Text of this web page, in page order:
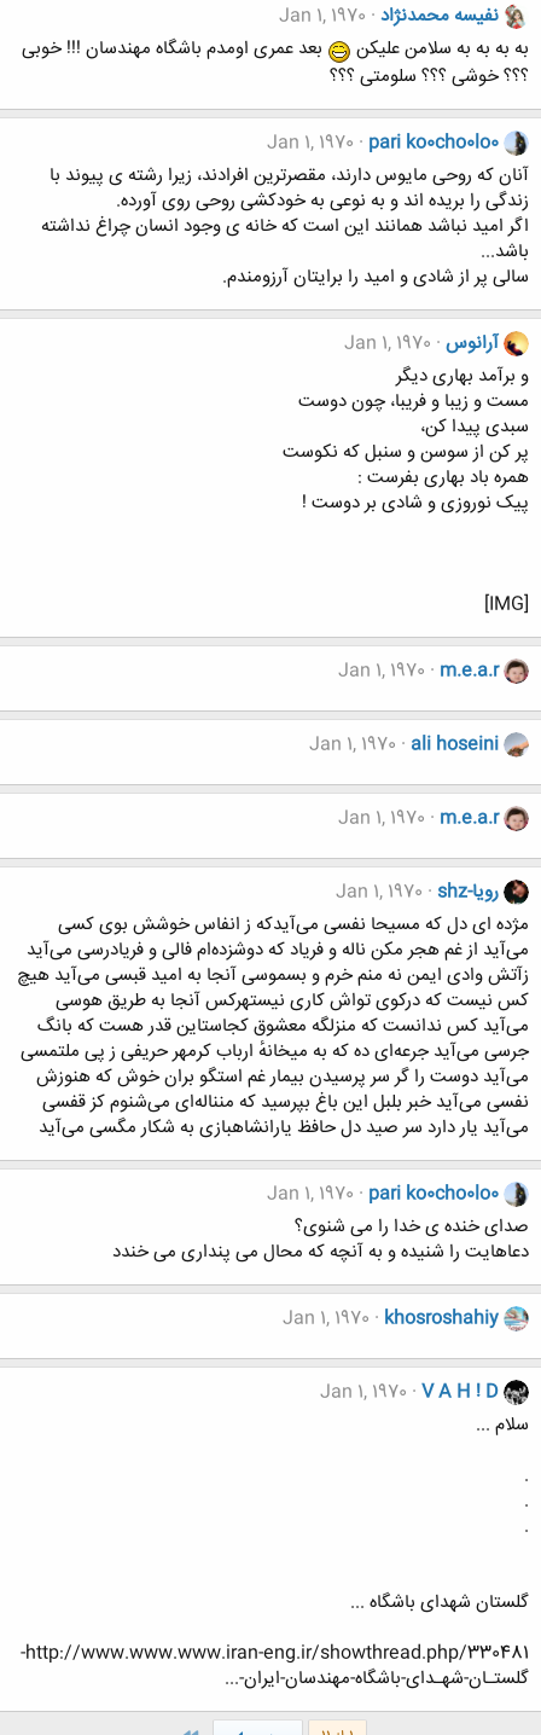
نفیسه محمدنژاد Jan 1, 1970
به به به به سلامن علیکن
بعد عمری اومدم باشگاه مهندسان !!! خوبی
؟؟؟ خوشی ؟؟؟ سلومتی ؟؟؟
pari ko0cho0lo0
Jan 1, 1970
آنان که روحی مایوس دارند، مقصرترین افرادند، زیرا رشته ی پیوند با
زندگی را بریده اند و به نوعی به خودکشی روحی روی آورده.
اگر امید نباشد همانند این است که خانه ی وجود انسان چراغ نداشته
باشد...
سالی پر از شادی و امید را برایتان آرزومندم.
آرانوس Jan 1, 1970
و برآمد بهاری دیگر
مست و زیبا و فریبا، چون دوست
سبدی پیدا کن،
پر کن از سوسن و سنبل که نکوست
همره باد بهاری بفرست :
پیک نوروزی و شادی بر دوست !
[IMG]
m.e.a.r
Jan 1, 1970
ali hoseini
Jan 1, 1970
m.e.a.r
Jan 1, 1970
رویا-shz
Jan 1, 1970
مژده ای دل که مسیحا نفسی می‌آیدکه ز انفاس خوشش بوی کسی
می‌آید از غم هجر مکن ناله و فریاد که دوشزده‌ام فالی و فریادرسی می‌آید
زآتش وادی ایمن نه منم خرم و بسموسی آنجا به امید قبسی می‌آید هیچ
کس نیست که درکوی تواش کاری نیستهرکس آنجا به طریق هوسی
می‌آید کس ندانست که منزلگه معشوق کجاستاین قدر هست که بانگ
جرسی می‌آید جرعه‌ای ده که به میخانهٔ ارباب کرمهر حریفی ز پی ملتمسی
می‌آید دوست را گر سر پرسیدن بیمار غم استگو بران خوش که هنوزش
نفسی می‌آید خبر بلبل این باغ بپرسید که منناله‌ای می‌شنوم کز قفسی
می‌آید یار دارد سر صید دل حافظ یارانشاهبازی به شکار مگسی می‌آید
pari ko0cho0lo0
Jan 1, 1970
صدای خنده ی خدا را می شنوی؟
دعاهایت را شنیده و به آنچه که محال می پنداری می خندد
khosroshahiy
Jan 1, 1970
V A H ! D
Jan 1, 1970
سلام ...
.
.
.
گلستان شهدای باشگاه ...
http://www.www.www.iran-eng.ir/showthread.php/330481-
گلستـان-شهـدای-باشگاه-مهندسان-ایران-...